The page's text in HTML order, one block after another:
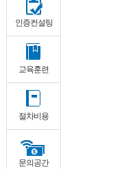
인증컨설팅
교육훈련
절차비용
문의공간